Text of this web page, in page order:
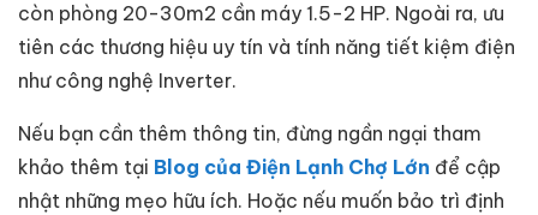
còn phòng 20-30m2 cần máy 1.5-2 HP. Ngoài ra, ưu
tiên các thương hiệu uy tín và tính năng tiết kiệm điện
như công nghệ Inverter.
Nếu bạn cần thêm thông tin, đừng ngần ngại tham
khảo thêm tại Blog của Điện Lạnh Chợ Lớn để cập
nhật những mẹo hữu ích. Hoặc nếu muốn bảo trì định